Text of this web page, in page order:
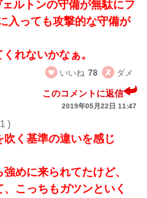
ルトンの守備が無駄にフ
入っても攻撃的な守備が
れないかなぁ。
いいね 78 ダメ
このコメントに返信
2019年05月22日 11:47
)
く基準の違いを感じ
めに来られてたけど、
こっちもガツンといく